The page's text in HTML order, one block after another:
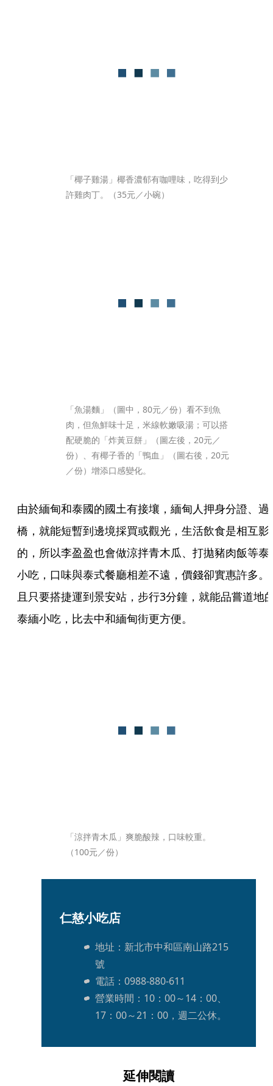
「椰子雞湯」椰香濃郁有咖哩味，吃得到少
許雞肉丁。（35元／小碗）
「魚湯麵」（圖中，80元／份）看不到魚
肉，但魚鮮味十足，米線軟嫩吸湯；可以搭
配硬脆的「炸黃豆餅」（圖左後，20元／
份）、有椰子香的「鴨血」（圖右後，20元
／份）增添口感變化。
由於緬甸和泰國的國土有接壤，緬甸人押身分證、過
橋，就能短暫到邊境採買或觀光，生活飲食是相互影
的，所以李盈盈也會做涼拌青木瓜、打拋豬肉飯等泰
小吃，口味與泰式餐廳相差不遠，價錢卻實惠許多。
且只要搭捷運到景安站，步行3分鐘，就能品嘗道地
泰緬小吃，比去中和緬甸街更方便。
「涼拌青木瓜」爽脆酸辣，口味較重。
（100元／份）
仁慈小吃店
地址：新北市中和區南山路215
號
電話：0988-880-611
營業時間：10：00～14：00、
17：00～21：00，週二公休。
延伸閱讀